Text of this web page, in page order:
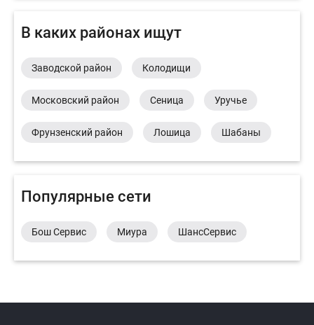
В каких районах ищут
Заводской район Колодищи
Московский район Сеница Уручье
Фрунзенский район Лошица Шабаны
Популярные сети
Бош Сервис Миура ШансСервис